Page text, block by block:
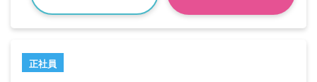
正社員